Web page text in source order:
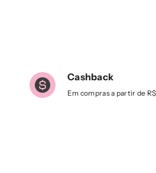
Cashback
Em compras a partir de